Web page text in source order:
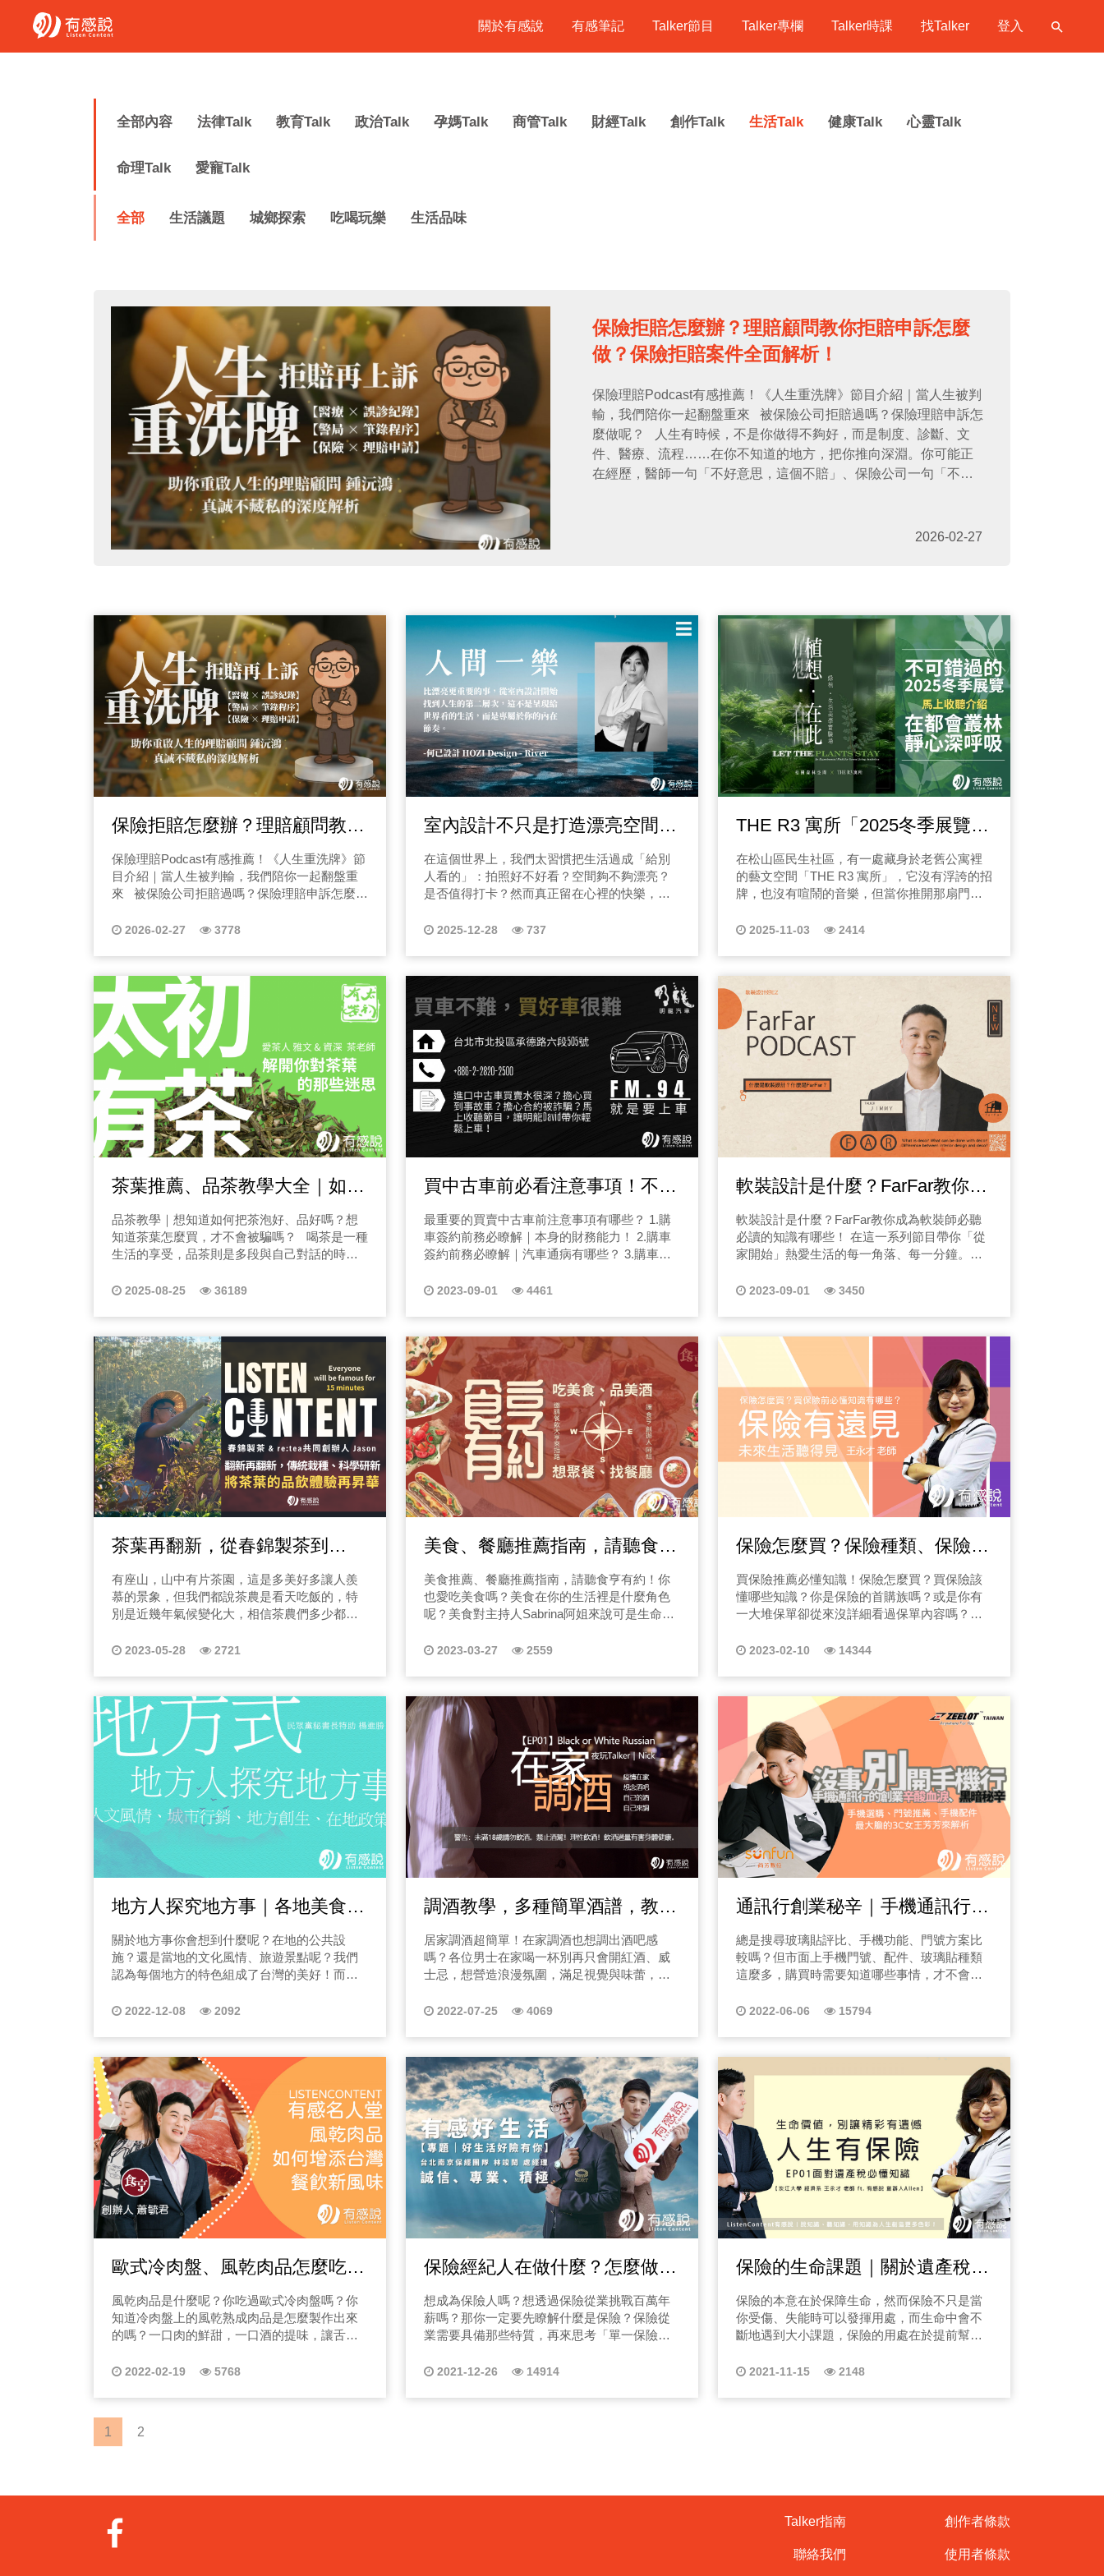
關於有感說 有感筆記 Talker節目 Talker專欄 Talker時課 找Talker 登入
全部內容 法律Talk 教育Talk 政治Talk 孕媽Talk 商管Talk 財經Talk 創作Talk 生活Talk 健康Talk 心靈Talk
命理Talk 愛寵Talk
全部 生活議題 城鄉探索 吃喝玩樂 生活品味
保險拒賠怎麼辦？理賠顧問教你拒賠申訴怎麼
做？保險拒賠案件全面解析！
保險理賠Podcast有感推薦！《人生重洗牌》節目介紹｜當人生被判
輸，我們陪你一起翻盤重來 被保險公司拒賠過嗎？保險理賠申訴怎
麼做呢？ 人生有時候，不是你做得不夠好，而是制度、診斷、文
件、醫療、流程……在你不知道的地方，把你推向深淵。你可能正
在經歷，醫師一句「不好意思，這個不賠」、保險公司一句「不符
對。 一、節目核心精神：拒賠不是結局，是你人生重新翻盤的起點
很多人以為理賠是一場「有保障」的遊戲，但事實不是，保險是
「文字遊戲」。理賠專家 沅鴻 在節目中會帶你看見，保險不是賭運
氣，而是專業與證據的比賽。診斷不是醫師亂寫，而是不夠細、不
夠懂保險結構。拒賠不是緣分不好，而是從頭到尾，你沒有拿到正
確的工具。節目的重要使命是讓每一個在黑暗裡的人知道：你還有
機會重來一次。 二、節目會談什麼？從醫療到制度、從黑暗到翻盤
《人生重洗牌》不是硬邦邦的法律節目，也不是冷冰冰的保險課。
這裡談的是 真實、哭過的故事、活生生的翻盤案例、與你一定會遇
直接崩盤 為何被拒賠？是哪裡出了問題？ 哪些診斷最常寫錯？ 哪些
率最高但大家最不了解的黑洞 誤診不是醫療問題，是人生會被毀掉
的問題 誤診最常見的幾大原因 如何重新整理證據、補強資料、讓案
「怎麼寫」比「寫什麼」更重要 醫師不會故意害你，而是真的沒空
回人生主導權 但節目會陪你一起走完那些夜裡最難熬的路 5. 重洗
人生：為什麼天怡社會企業會成立？ 沅鴻自己走過的崩潰與破碎 那
些讓他「差點放棄人生」的瞬間 最後是怎麼走回來？怎麼決定用自
己的專業去救人？這不只是保險故事，而是「重新活一次」的故
事。 三、主持人：理賠顧問 鍾沅鴻—從黑暗走出來的人，最懂怎
麼抓住你的手 在節目裡，你會聽到沅鴻輕描淡寫地說自己的人生，
疫情最嚴重的時候，他一個人扛下家庭、工作、醫療壓力；他在診
間、病房、保險公司、法律文件中奔走；加上這些年的從業經驗，
讓他看見太多人因為一張診斷書被毀掉人生。但最重要的不是痛苦
生重洗牌》的力量。他不是來講大道理的人，他是那個坐在你身
就開始重洗。」 四、你適合聽這個節目嗎？ 如果你正經歷以下其
中一件，《人生重洗牌》就是為你做的：正被拒賠、不知道該怎麼
辦、醫生說的話，你聽不懂，但覺得事情怪怪的、家人突然生病、
會企業到底在做什麼、為什麼這家公司能救人！這不是給「懂保險
的人」的節目，而是給被生活打到喘不過氣、卻還想再拼一次的
人。 五、節目想給你的，不只是知識，而是力量 我們希望你在節
目裡得到三件事： 1. 清楚 你會知道事情到底哪裡出錯，下一步該怎
麼走。 2. 安心 你會知道不是你運氣差，是制度太複雜。 3. 勇氣 你
會知道人生就算被打碎，也能重洗牌，再拼一次。 節目不是讓你學
會保險理賠，更不是帶你多領保險金，而是讓你得到該拿的生活與
生命保障，你得到一句你最需要的話：「你沒有輸，你只是還沒有
重來。」 節目內容介紹 EP01不想保險被拒賠，除了監視器畫面
外，還有什麼要注意？ 你有沒有聽過一句話，會讓你當場崩潰？
「不好意思，這個不賠。」如果你正在收聽這一集，也許你正走在
生命最黑暗的時刻。今天要帶你看見幾個真實案例，讓你知道你不
是孤單的。 1.拒賠不是輸，是你還沒有人帶你重新看一次你的牌。
多數民眾不懂診斷書、病歷、程序，往往第一步就錯了。 2.醫療疏
失 VS 事實真相：關鍵證據永遠在病歷與監視器。 你以為是必然？
其實是你沒有調到該拿的東西。 3.誤診、錯誤判斷、醫療過程的關
況，都會改變診斷結論。 4.後遺症不是靠感覺，而是靠證據。 情緒
易怒、記憶減退、平衡感失調，都可能是意外後遺症。你以為晚
了？其實意外後遺症 10 年內都能翻盤。 EP02生死相依，每張紙
都在決定摯愛的命，關於天怡社會企業的誕生 這一集不講拒賠、不
講程序，我要講的是我人生裡最黑暗、但也最重要的一段路。 如果
沒有那段日子，就不會有「天怡社會企業」。 1. 一場誤以為的小感
冒，卻踏進死亡邊緣 疫情期間，太太從咳嗽到插管、氣切，一切快
得來不及反應。 2. 被確診後的孤立：全世界都把你當怪物 我被隔
離，被排斥，同業冷語嘲諷，深刻體會何謂「全世界都不要你」。
3. 生死簽署、生死相依：每一張紙都在決定摯愛的命 放棄急救？氣
切？每個決定都像拿著筆決定她的生命。 4. 三個月後，她醒來，但
誰也不知道能不能回來 醫生說可能腦死，但她卻記得自己「網購衣
為我曾失去，也曾找回。我知道那種「需要被救」的痛，所以決定
成立天怡，陪你走過最黑暗的那段路。 EP03誤診還有回頭路嗎？
走出人生黑洞！容易被拒賠必知關鍵 在車禍、重大疾病之後，你以
為最可怕的是醫療風險，其實更可怕的是被「誤診」寫進病歷，讓
完全不知道的黑洞，誤診不僅僅是醫療問題，而是「流程與紀錄」
（尤其神經、軟組織）根本來不及被完整記錄。 2.軟組織、神經傷
害最常被低估： X 光只看骨頭，真正的半月板、神經損傷往往是後
來才從核磁共振被發現。 3.鍾沅鴻親身案例： 被診斷「視神經萎
縮、會瞎掉」，後來多跑幾家醫院，證實是誤診，並主動要求醫師
把「沒有問題」清楚寫進病歷，為未來可能的意外理賠預留證據。
4.車禍後被說是「老人痴呆舊疾」、腦傷後遺症被忽略。 此外，還
有民眾來諮詢，80萬和解背後其實還藏著強制險與勞保百萬補償，
只因沒人幫你看懂診斷書與和解條款。 5.鍾沅鴻的三個任務： 重建
真相、重審證據、重啟命運—透過閱讀大量病歷、和醫師用專業語
沒有用，保險是給懂的人用的！ 在我協助的案件中，看過太多人因
的人生。保險公司一句「不符合」、醫師一句「應該會好」，就讓
許多人錯過最重要的理賠關鍵，今天我也會分享我與太太的過往慘
因為太多人敗在「沒有證據」、「不懂該怎麼整理診斷書」、「不
被認定「主因肇責」 翻到「無肇責」，以及協助頸椎斷裂青年拿回
2026-02-27
保險拒賠怎麼辦？理賠顧問教你
拒賠申訴怎麼做？保險拒賠案件
全面解析！
保險理賠Podcast有感推薦！《人生重洗牌》節
目介紹｜當人生被判輸，我們陪你一起翻盤重
來 被保險公司拒賠過嗎？保險理賠申訴怎麼做
度、診斷、文件、醫療、流程……在你不知道
句「不符合認定」，或是家人突然倒下、檢查
結果寫錯、手術後遺症被漏寫、醫療報告不完
整……那些你以為會被保護的時刻，卻成為人
生最黑暗的開始。 《Podcast人生重洗牌》
就是在這個時候要陪你，重新把牌洗一遍，重
新站起來。這是一個專為 被拒賠、被誤診、被
制度判輸 的人打造的節目。由 鍾沅鴻（天怡社
會企業創辦人） 親自分享他走過的黑暗、看過
的真實案例、也整理出最關鍵的理賠知識，讓
你在人生最混亂、最無助、最崩潰的時刻，不
必再獨自面對。 一、節目核心精神：拒賠不是
賠是一場「有保障」的遊戲，但事實不是，保
帶你看見，保險不是賭運氣，而是專業與證據
的比賽。診斷不是醫師亂寫，而是不夠細、不
夠懂保險結構。拒賠不是緣分不好，而是從頭
命是讓每一個在黑暗裡的人知道：你還有機會
的法律節目，也不是冷冰冰的保險課。這裡談
的是 真實、哭過的故事、活生生的翻盤案例、
與你一定會遇到的人生轉折。節目內容將包
含： 1. 拒賠現場：醫師一句話，人生直接崩
盤 為何被拒賠？是哪裡出了問題？ 哪些診斷最
常寫錯？ 哪些後遺症是醫師最容易「沒空寫」
但卻最關鍵的？ 2. 誤診：翻盤成功率最高但
大家最不了解的黑洞 誤診不是醫療問題，是人
生會被毀掉的問題 誤診最常見的幾大原因 如何
重新整理證據、補強資料、讓案件被重洗？ 3.
醫療文件解密：哪些字，一旦寫錯就會讓你被
故意害你，而是真的沒空寫得這麼細？ 4. 人
辦？ 沒有人教你如何處理突如其來的醫療風險
沒人教過你，如何拿回人生主導權 但節目會陪
你一起走完那些夜裡最難熬的路 5. 重洗人
過的崩潰與破碎 那些讓他「差點放棄人生」的
一次」的故事。 三、主持人：理賠顧問 鍾沅
鴻—從黑暗走出來的人，最懂怎麼抓住你的手
在節目裡，你會聽到沅鴻輕描淡寫地說自己的
人生，疫情最嚴重的時候，他一個人扛下家
庭、工作、醫療壓力；他在診間、病房、保險
公司、法律文件中奔走；加上這些年的從業經
驗，讓他看見太多人因為一張診斷書被毀掉人
生。但最重要的不是痛苦本身，而是他選擇把
自己的黑暗，變成照亮別人的燈。 這就是《人
生重洗牌》的力量。他不是來講大道理的人，
他是那個坐在你身邊、看著你說： 「我懂，我
也站過那裡。拒賠不是結局，我們現在就開始
重洗。」 四、你適合聽這個節目嗎？ 如果你
你做的：正被拒賠、不知道該怎麼辦、醫生說
的話，你聽不懂，但覺得事情怪怪的、家人突
然生病、住院、手術，你感覺自己快崩潰、想
打亂，你想找到重新站起來的方法、想知道天
給被生活打到喘不過氣、卻還想再拼一次的
人。 五、節目想給你的，不只是知識，而是力
量 我們希望你在節目裡得到三件事： 1. 清楚
你會知道事情到底哪裡出錯，下一步該怎麼
走。 2. 安心 你會知道不是你運氣差，是制度太
複雜。 3. 勇氣 你會知道人生就算被打碎，也能
重洗牌，再拼一次。 節目不是讓你學會保險理
賠，更不是帶你多領保險金，而是讓你得到該
拿的生活與生命保障，你得到一句你最需要的
話：「你沒有輸，你只是還沒有重來。」 節目
內容介紹 EP01不想保險被拒賠，除了監視器
畫面外，還有什麼要注意？ 你有沒有聽過一句
話，會讓你當場崩潰？「不好意思，這個不
生命最黑暗的時刻。今天要帶你看見幾個真實
案例，讓你知道你不是孤單的。 1.拒賠不是
輸，是你還沒有人帶你重新看一次你的牌。 多
就錯了。 2.醫療疏失 VS 事實真相：關鍵證據
醫療過程的關鍵 10 分鐘，可能決定一生。 病
房監視器、急診紀錄、插管前後狀況，都會改
能是意外後遺症。你以為晚了？其實意外後遺
症 10 年內都能翻盤。 EP02生死相依，每張
紙都在決定摯愛的命，關於天怡社會企業的誕
生 這一集不講拒賠、不講程序，我要講的是我
2026-02-27 3778
室內設計不只是打造漂亮空間，
設計該幫你的是愛上生活！
在這個世界上，我們太習慣把生活過成「給別
人看的」：拍照好不好看？空間夠不夠漂亮？
是否值得打卡？然而真正留在心裡的快樂，往
River」在《Podcast人間一樂》會逐步帶你看
學，我們一起探索： 哪些快樂，不必被看見卻
真實存在？ 哪些體驗，無須按讚卻能深深療
癒？ 哪些美，是專屬於自己、在心裡發光的？
節目從人與空間的關係講起，聊到生活的第二
層，不是表面、不是裝飾、不是打卡用的美，
而是那些只有你自己知道的感受，找到混亂背
後的秩序、平凡裡的小確幸、以及讓一個空間
變得「像家」的靈魂。我們也會延伸到商業空
間與場域設計，談一間店、一道光、一把椅子
如何創造情感記憶。這裡不是教你變美，而是
陪你活得更有質地，歡迎走進第二層生活，把
層生活」？第二層生活，不是更好的生活，而
的。第二層生活，是你回到家、關上門之後，
才開始的那一層。而第一層在意的是，好不好
看、值不值得被認可、能不能被看見。第二層
真正想要的。第二層生活，是那些不為展示而
二層生活的快樂，往往有一個共通點，它不需
要刻意被記錄。你也想進入你的第二層生活
嗎？從收聽人間一樂Podcast開始！ 感受不一
樣的生活美學 人間一樂 系列節目
2025-12-28 737
THE R3 寓所「2025冬季展覽｜
植想.在此」走進生活美學實驗
場
在松山區民生社區，有一處藏身於老舊公寓裡
的藝文空間「THE R3 寓所」，它沒有浮誇的招
牌，也沒有喧鬧的音樂，但當你推開那扇門，
刻彷彿慢了下來。 「THE R3 寓所」的靈
（Relations），象徵著一種生活的循環。 覺
醒，是重新看見生活裡被忽略的美感；再蛻
變，是給創意更多流動的可能；而關係，則是
讓藝術重新走進人與人之間的對話。創辦人
Claire 說：「我們希望人們能在這裡找回對美的
感知力，像森林一樣呼吸。」這座「非典型藝
文平台」的目的，不只是展示藝術，更是邀請
人回到生活的本質，去體驗時間、光線與自然
寓所」合作的是「梧樹森林空間」的生態景觀
設計師 Justin。他擅長讓自然在空間裡自由生
意延伸到室內，讓人即使在城市裡，也能感受
看到被保留下來的水泥地面、簡潔的線條與光
影的層次。他們沒有掩蓋老屋的痕跡，而是用
自然材質與植栽重新詮釋時間的味道。透過開
會呼吸的畫。 Justin笑說：「我們是用森林的
魂：光、風與觸感 「THE R3 寓所」Claire 提
到，R3的空間設計並非追求華麗，而是「讓人
五感都能被喚醒」。你能聽見植物搖曳的聲
音、聞到綠意的氣息、甚至能輕觸葉片的溫
度。他們設計了可移動的書架、可旋轉的鐵
架，讓空間不只是被觀看，而是能「被參
與」。 「所有的感受都不是偶然的」Claire說
「每一束光、每一個角度，都是為了讓人產生
情感上的連結。」期待讓藝術不再高高在上，
而是變成生活的一部分，一種「在日常裡遇見
詩意」的方式。 展覽與體驗：生活的多重感
空間攜手推出「植想.在此」展覽。為期三個月
體驗、瑜伽課與咖啡香氣，打造一場屬於生活
的五感實驗。開幕當天，大提琴家的琴聲在空
間中流動，與植物的呼吸、陽光的移動交織出
師帶來的創作課程、手沖咖啡療癒體驗，以及
觀，而是能真的『體驗』生活的美。」不是要
打造另一個高冷的藝文空間，而是讓藝術與生
活重新交會。它像是一座城市中的綠洲，提醒
人們：療癒，不在遠方，而在當下。 Claire
說：「每個人都能帶一點R3的精神回家，或許
是一株植物、一道光影、一段手作的記憶。」
這份感動，就會成為生活裡的溫度。 而關於
「空間中的自然設計」，如何把自然的美感，
帶回生活裡。這是許多人的問題與期待！Justin
分享，無論是瑜伽、咖啡還是手作課程，每一
場活動都在練習「慢下來」的能力。當我們靜
下心感受環境時，身心自然會產生平衡。這種
感受，不只是體驗，更是一種生活的訓練。在
式」：陽光、空氣、水。透過觀察光線、通風
與澆水節奏，我們能學會與植物對話。Claire 則
提醒，美感不是天分，而是一種「覺察的習
序與生命。想知道更多資訊嗎？歡迎點選下方
共鳴。2025 年秋冬，一同以自然為筆觸、人文
為墨彩，勾勒出能觸摸、能呼吸的雅緻境地。
當你走進這片城市的翠綠，我們衷心期待，一
同發現療癒並不遙遠，它就藏在每一次呼吸與
凝視之間。 展覽名稱：植想.在此 2024年11月1
日-2025年1月9日 「THE R3 寓所」臺北市松山
區新中街25號2樓 報名連結：
https://www.accupass.com/event/2510270103259480530290
「THE R3 寓所」臉書：
https://www.facebook.com/TheR3sidence
「THE R3 寓所」IG：
https://www.instagram.com/ther3sidence/
「THE R3 寓所」官網：https://ther3.com.tw
https://lin.ee/jWbiFxG (圖：梧樹森林 景觀設計
師 Justin 講座) (圖：植想.在此 開幕活動 音樂
家 孫韻淳)
2025-11-03 2414
茶葉推薦、品茶教學大全｜如何
品茶？茶葉怎麼買？深度茶葉知
識就聽太初有茶
品茶教學｜想知道如何把茶泡好、品好嗎？想
知道茶葉怎麼買，才不會被騙嗎？ 喝茶是一種
生活的享受，品茶則是多段與自己對話的時
醒腦，還是修身養性，甚至親友聚會皆不可
教學這麼多！該怎麼選呢？就讓太初有茶的 愛
茶人 雅文 與 資深茶藝大師 龔于堯 老師，帶你
進入茶葉的世界，聽我們的節目，讓你懂茶、
懂人生，那學品茶、想知道茶葉怎麼買，除了
仔細聽節目外，還有以下三點你要知道！ 一、
品茶教學須知1｜看老師有多喜歡茶、多瞭解茶
葉？ 點選上方播放第一集節目，那在節目中我
們會來介紹 愛茶人-雅文 與 龔老師，並且兩位
老師會來跟你聊一聊台灣大致盛行的茶葉有幾
類，並且你知道烏龍茶它的製程是怎麼做的
嗎？那台灣的茶葉文化是從什麼時候開始盛行
品茶的第一課唷！所以請一定要完整收聽我們
名望高不高？ 為什麼要瞭解業界聲量呢？因為
聲量代表著信譽！茶葉的好壞差異很大，不一
定貴的茶葉就一定好喝，買到不好喝的茶葉就
買到茶葉就一定能泡出一杯好茶湯，你需要去
初有茶一名源自於龔于堯老師的茶書，此書對
於台灣茶藝的推廣上不遺餘力，從茶葉的種
類、生產、香味、泡茶器具、藝術都有系統性
的整理歸納，期待將深厚的台灣茶葉底蘊流傳
下去，因此，愛茶人 雅文 與 龔老師 更於 2020
年開始以1516工作室推廣茶藝文化，2021年以
「太初有茶」之名正式成立茶文化品牌。 我
是雅文，一名腳尖跨入茶界的小白，業餘喝茶
快十載，越喝越不懂，身體越喝越不適宜。由
倪文卿老師引入們，接續認識專業的龔于堯老
師，感謝這些資深老師，帶我認識茶，喝茶，
茶的世界收獲了非常多的幸福感。 三、品茶教
人雅文認為若能懂喝茶，更能懂你人生的品
味，甚至懂得如何選擇適合自己身體的茶。我
自己非常感謝我的茶葉引路人龔老師。我們認
意把這些心得，一路的跌跌撞撞，透過節目分
四、品茶教學須知4｜持續收聽節目(預計52集
持續更新中) 2.品茶教學第二集｜台灣茶葉歷
史 這不得不從工業革命開始講起，在前一集節
目我們有提到下午茶的由來，那今天 愛茶人 雅
文 與龔老師 就來和大家分享，什麼是台灣茶
藝？愛茶的朋友們，請點選上方圖片收聽唷！
(備註第一集點選本頁最上方播放鍵) 3.品茶教
學第三集｜雨勢會不會影響到茶葉的生長呢？
這一集我們來聊一聊茶葉在雨天的生長情形，
會不會影響到口感，那茶農茶商是如何讓茶葉
消水呢？茶湯泡出來的碧綠色、蜜綠色、蜜黃
色口感有差？想知道差在哪嗎？請一定要收聽
本集節目唷！ 4.品茶教學第四集｜普洱茶誤區
像是價格落差大，300元到1500萬元都有，那普
洱茶為什麼會這麼貴呢？是不是放越久越值
錢！請一定要點選上方圖片收聽節目唷！ 5.品
的味道，就是懂喝普洱茶怎麼喝！ 向不少專精
呢？請一定要點選上方圖片收聽節目唷！ 6.品
茶教學第六集｜原來在特定年份的普洱茶，有
的普洱茶最值得收藏呢？請一定要點選上方圖
喝茶，懂將茶喝入口，卻總是無法將茶喝進
心！ 我們都說品茶先品茶葉，後品心境，那喝
2025-08-25 36189
買中古車前必看注意事項！不可
不知的進口二手車買賣契約陷阱
最重要的買賣中古車前注意事項有哪些？ 1.購
車簽約前務必瞭解｜本身的財務能力！ 2.購車
簽約前務必瞭解｜汽車通病有哪些？ 3.購車簽
約前務必瞭解｜網路常見詐騙有哪些？ 您現在
進口車，但不少人在買完進口車後，常發現問
題非常多後悔莫及！那究竟是進口車的二手市
場水很深，還是本來就不好養呢？馬上跟著我
上車吧！ 大家好，我是明龍汽車的David，明
龍汽車在士林區承德路已經超過四十年，四十
年的時間可以說幫祖孫三代都換過車，那我個
人也有十多年的進口中古車服務經驗，今天我
們就來聊聊是真的進口車不好養，還是水太
深？先從價格問題來解析，首先中古車不管怎
麼樣妥善率與保固就是沒有新車來的漂亮，但
價格落差的確就是有很大差距，我自己認為敢
知，那我們節目就不講貸款壓力太大過不去的
車款！ 一、當心套路！二手進口車價格問題比
較 相信不只是老闆們，不少年輕人們都有台雙
B夢，但網路上的雙B購車慘痛案例時在太多
約詐騙都有可能發生，而這些問題在當下購車
什麼事項呢？一開始我以最常見的2015年的賓
士C300車款來做案例，明明該賣100-200萬區
間，為什麼網路上只賣70萬？這很可能就是常
聽到的現場沒有車，再洗你去看別台車！另
外，還有什麼可能性呢？ 1.事故車判斷，通常
會檢查哪些地方？請完整收聽節目唷！ 2.車子
不在現場，引誘你看其他車輛？請完整收聽節
目唷！ 3.需要大修車、調表車怎麼去看？請完
整收聽節目唷！ 二、購車必看！二手車賞車注
意事項 其實從剛剛的案例來看，車商是否透明
真的很重要，那有些問題不是用眼睛看就能看
家分享，現場賞車時要注意什麼事情呢？ 1.不
時不要開音樂，聽聽引擎有無異音 3.有沒有
GOO檢驗&維修報告 4.有沒有標明車況不符多
久內原價購回 三、小心陷阱！二手車合約詐騙
我們曾經處理過的案例來說，有位我們曾經協
萬，其實車商不只在車況上要透明，在協助消
費者簽約也是要誠信！ 切記！購買二手中古車
前仔細閱讀二手車買賣契約內容至關重要，千
萬別被價格話術。 四、購買二手進口車推薦原
因？ 新車落地後打八折，另外，推薦選購二手
車的原因除了經濟考量之外，車型的選擇上也
較多，並且許多新車上市後仍有硬體需排解問
題，二手車在選購上可以查詢的資料較多，特
別對於新手更具保障。 那很多人會考量到二手
中古車維修費，那選擇車商上則是要選擇經營
夠久，且業界誠信較高的二手車商，對我們來
說做生意不在於單次的暴利，而是客戶的長久
維繫，像我們不少客戶都會在購車後，開個幾
車況佳，一般車齡15年以上才會有大筆維修
費，買二手車還有5-6年的使用期限。以上就是
在購買進口二手車前你需要有的基礎觀念，你
持續收聽我們的節目，或直接到台北市北投區
2023-09-01 4461
軟裝設計是什麼？FarFar教你成
為軟裝師必聽必讀的知識有哪
些！
軟裝設計是什麼？FarFar教你成為軟裝師必聽
必讀的知識有哪些！ ​​在這一系列節目帶你「從
家開始」熱愛生活的每一角落、每一分鐘。在
到眷戀的感覺，不管你是老屋族、租屋族、想
的你！ 一、成為軟裝師必聽必讀1｜軟裝設計
是什麼？ 近年來，台灣的軟裝產業蓬勃發
展，越來越多的消費者開始關注室內裝修和設
計，並且願意為其投資。但你對於軟裝設計這
個產業和軟裝師的職業瞭解多少？本集邀請到
DO UP Décor Planner的創辦人兼軟裝設計師-
培培，以及《FARFAR CAMPUS》創辦人
JIMMY，一起來聊聊，關於軟裝的相關知識！
(一)軟裝必學｜顏色搭配 色彩學絕對是軟裝設
計的重要一環。顏色可以給人帶來不同的情感
體驗，因此，在選擇顏色時需要考慮整個房間
因素。通常情況下，房間的牆壁顏色應選擇比
豔或明亮的顏色，以增添生氣和活力。 (二)軟
裝必學｜紋理觀感 也是軟裝設計的重要一環。
不同的紋理可以給人帶來不同的感受，例如棉
和亞麻的材質則會讓人感到更為高雅。在選擇
(三)軟裝必學｜物體形狀 這也是軟裝設計的重
要一環。不同的形狀可以給房間帶來不同的視
覺效果，例如圓形的家具可以使房間顯得更加
柔和和溫馨，而方形的家具則可以讓房間顯得
更加穩重和大氣。在選擇形狀時，需要考慮整
個房間的風格和主題，以及家具的功能和空間
大小等因素。 (四)軟裝必學｜光影設計 最後，
光線也是軟裝設計的重要一環。不同的光線可
以給房間帶來不同的氛圍和效果，例如自然光
可以讓房間顯得更加明亮和通透，而柔和的燈
光則可以讓房間顯得加溫馨和浪漫。在進行軟
不同燈具的風格和效果。此外，窗戶的位置和
間。 總之，軟裝設計是室內設計的重要組成部
分，可以透過顏色搭配、紋理、形狀和光線等
方面來創造出一個舒適美觀的居家環境。在進
題，以及房間的功能和空間大小等因素，以達
裝師該具備哪些條件？ 如果你想要成為一名
軟裝師，需要具備哪些重要的條件呢？一樣請
到了DO UP Décor Planner的培培老師來培我們
聊聊台灣軟裝產業的現況、軟裝產業的發展和
多元性，如果想要成為一位除了日常生活中培
養美感外，有美好經驗的累積，多逛展覽、看
電影、欣賞美的事物，認真地體驗生活中的每
一刻其實都是對美感的經驗的累積。如果想成
為一名軟裝師，需要具備3個重要的條件： 1.軟
裝師必須時刻保持興趣！ 2.軟裝師必須不斷強
為軟裝師必聽必讀3｜軟裝初學者的基礎課程？
哪些課程呢？一樣請到了DO UP Décor Planner
的培培老師來培我們聊聊在學習軟裝設計時必
需要懂的知識內容，了解需求、空間風格挑
分享。如果是初學者想學軟裝設計，需要學習
更有質感，創造出舒適且富有個人風格的居住
環境，必要學五個軟裝設的小技巧！一樣請到
了DO UP Décor Planner的培培老師來培我們聊
聊在如何運用軟裝設計小技巧的知識內容，壁
紙或壁布、飾品、藝術品等等，來做佈置的經
2023-09-01 3450
茶葉再翻新，從春錦製茶到
re:tea，將茶葉的品飲體驗再昇
華
有座山，山中有片茶園，這是多美好多讓人羨
慕的景象，但我們都說茶農是看天吃飯的，特
別是近幾年氣候變化大，相信茶農們多少都有
的茶葉文化底蘊，這文化底蘊不僅僅是品茶的
Jason於春錦茶園工作照」 茶葉其實算是傳統
產業，也因為是傳產，茶葉的種植、烘焙等等
也會隨著時間與人力流失而逐步失傳、失真，
那該怎麼辦？台灣的茶葉還有什麼出路呢？我
們邀請到的是南投魚池鄉的第三代茶農，春錦
製茶的Jason老師，同為茶葉新創品牌 re:tea 的
共同創辦人，re:tea目前在市場上最受矚目的就
是香蕉紅茶，除獨特的香蕉造型外觀外，更重
要的是茶香的多層次口感，這絕對是傳統結合
創新的典型範例之一，那究竟從傳統茶園到新
創品牌這條路到底好走嗎？請一定要完整收聽
品包裝」 傳統茶農茶行經營方式？ Jason是
葉是阿薩姆、N0.18紅玉、NO.21紅韻、N0.25
紫芽，還有白茶。茶葉的經營從日治時期到今
天，魚池鄉香茶巷一直是有名的製茶園區 。很
奶奶一直以來都是茶農，每天辛勤的採摘製
參賽、拜訪全台每一家茶行，請他們去試喝，
主打自己家的品牌，有的包裝也就是當地“日月
潭”大大的三個字，而一般的茶行也大多有自己
配合的茶農，發展上確實較停頓。 直到爺爺奶
奶、父輩都離開了，真正交到我們自己手上！
我們才發現原來要走的路還很遠，我們將茶園
品牌以春錦為名，嘗試用科學的方法去重新呈
現整個製茶的過程，從數據化統計、新的研發
烘培方式、香氣跟茶種的紀錄來突破，就像是
白茶最近三年我們才自己嘗試去製作這樣的新
茶。 「圖片來源：春錦製茶，點此進入官網」
統模式，主打原葉跟長久以來祖父輩傳承下來
以輕鬆無負擔的方式推廣出去，然而在打品牌
的同時也發現越來越多的傳統製茶也開始了傳
承與交接，在年輕世代的接棒下，台灣的傳統
走的就是文青風格、藝文風格，那我們就開始
re:tea 這個品牌誕生！ 「圖片來源：re:tea提
不一樣的物料下去配茶，我們很喜歡這樣的實
一個信仰。例如，茶可以跟調酒一樣，是豐富
具有多層次香氣跟口感的 、香蕉跟紅茶會搭
2023-05-28 2721
美食、餐廳推薦指南，請聽食亨
有約！
美食推薦、餐廳推薦指南，請聽食亨有約！你
也愛吃美食嗎？美食在你的生活裡是什麼角色
呢？美食對主持人Sabrina阿姐來說可是生命，
隨時隨地能品嘗到美食，我才會創立「食亨-風
備的餐桌美食，而風乾熟肉在國外也行之有
年，但對於台灣來說比較難取得，且不一定符
合台灣人口味，因此，我特別去找台灣在地的
食材，像是彰化田尾的花田喜彘豬肉，它們家
的豬肉較沒有豬腥味的，這樣的豬肉最適合拿
來做風乾熟成肉品，而食亨品牌經過多年的研
發改良，我們研發團隊與工廠更明白該如何去
精準掌控「溫度、濕度、菌相」的控制，讓食
亨的風乾肉品不僅能符合台灣人的口味，更注
重安全性！ 而我們家食亨的風乾熟肉也非常適
合搭配紅白酒，甚至威士忌，畢竟得滿足阿姐
越多，風乾熟成肉盤也非常適合進入各家餐酒
林餐廳，甚至多間餐酒館、誠品等，甚至在敦
化南路的「BN Inn 酒坊」都能看到我們家的食
亨唷！ 這一系列節目當然不只是介紹「食亨-
名餐飲業者來節目中聊一聊他們的美味經歷，
之道，也因這幾年不少餐飲業者真的苦哈哈，
所以也想透過這系列節目來多幫忙分享「台灣
優質食品或餐飲品牌」而且這些品牌都曾經征
服過阿姐的味蕾唷！ 現在就讓我透過Podcast
來為大家介紹「食亨的美味指南」若你也喜歡
吃肉，歡迎你上網搜尋或點選下方連結到食亨
官網購買，或來敦化南路上的「BN Inn 酒坊」
一起喝一杯！ 點選連結至食亨官網：
https://www.jjs-studio3.com/ 聚餐派對推薦｜
Hooters美式餐廳介紹 在食亨有約的第一集節
目中我們邀請到最嗨的Hooters美式餐廳老闆
來Hooters有什麼餐點必吃呢？現在有點選上方
2023-03-27 2559
保險怎麼買？保險種類、保險名
詞解釋一次懂！
買保險推薦必懂知識！保險怎麼買？買保險該
懂哪些知識？你是保險的首購族嗎？或是你有
一大堆保單卻從來沒詳細看過保單內容嗎？每
ft. 遠見保險經紀人股份有限公司 曹敬業 執行
的保險知識庫，帶給你的買保險前後的必懂須
知，這一系列的節目，會幫你明白你已經付過
的保險費是否值得，未來可以如何去規劃保
單，讓我們對保險有遠見，未來生活提前聽得
見！ EP01醫療保險怎麼買？(點選上方播放
鍵收聽) 在節目的第一集我們邀請到了擁有30
多年保險從業經驗的重量級的來賓「遠見保經
曹執行長」來跟聽眾朋友們分享，在新冠疫情
的影響下，我們的保險可以怎麼買？什麼是實
支實付，隨著健保興起到現在有什麼影響，那
又什麼是終身醫療保險呢？想知道詳細內容
｜ 一、最常聽到的實支實付保險是什麼？
型的醫療保險是什麼？ 四、終身型的醫療保險
是什麼？ 五、新型醫療技術對實支實付會有什
麼影響？該怎麼判斷給付金額？ 六、實支實付
例探討！ EP02癌症險怎麼保？需要注意那些
罹癌時除了身心上的煎熬外，也讓人非常痛苦
的事情就是龐大的醫療費用！ 因此癌症相關保
險也近乎是人人皆會保，那真的明白你保的癌
症險在不幸發生時，能怎麼幫上你的忙嗎？今
天我們一樣邀請到擁有30年保險從業經驗的
「遠見保經 曹執行長」來聊聊，癌症險的注意
須知有哪些？ ｜關鍵內容｜ 一、癌症種類這
麼多，該如何選擇癌症險？ 二、化療藥物、標
靶藥物、細胞療法，三者給付差異在哪裡？該
如何檢視現有保險種類是哪一種？ 三、舊形態
實支實付與新形態必知差異！癌症給付不夠用
癌症顯該怎麼買？一次給付性癌症險是什麼？
終身差異在哪裡？選擇終身若沒有得癌症會退
款嗎？ 六、家族病史是否會影響核保呢？
EP03重大疾病險與重大傷病險差在哪？需要注
都有保重大疾病險，另外也有不少聽眾朋友們
險，一定要知道健保認定的重大傷病卡。 三、
險外，還有什麼選擇呢？ 五、ABC公司三種案
例分析探討。 EP04罐頭保單怎麼買？你該知
道的罐頭保單注意事情有哪些？(前往收聽) 相
2023-02-10 14344
地方人探究地方事｜各地美食景
點、文化風土介紹
關於地方事你會想到什麼呢？在地的公共設
施？還是當地的文化風情、旅遊景點呢？我們
認為每個地方的特色組成了台灣的美好！而本
享台灣各地的風土民情，而進勝本身也是有地
列節目來跟聽眾朋友們分享，台灣各地的大小
事，如風土民情、旅遊景點、在地環境、政治
議題等。 那在節目的第一集，進勝會和大家聊
一聊「2022冬戀蘭陽溫泉季」近期已入冬季
了，天氣漸漸轉冷，這時候相信不少朋友們都
會想要來個溫暖的泡湯之旅，那一定不能錯過
台北的後花園宜蘭囉！2022年12月2日至12月
11日宜蘭舉辦「2022冬戀蘭陽溫泉季」，在宜
蘭礁溪湯圍溝溫泉公園周邊與溫泉路、健康路
口熱鬧登場。還有「踩街嘉年華」華麗繽紛裝
扮，邊走邊舞就像來到巴西街一樣，不同的
潮。 那主持人楊進勝認為，對於宜蘭在地所舉
的，首先是宣傳力道略顯不足，且宜蘭的溫泉
文化流傳已久，若單用煙火式快進快出的活動
類型來推廣，在城市行銷上力道會有所欠缺，
感受到對未來是有展望的，也能吸引不少年輕
及創業家的角度來聊一聊，關於宜蘭這次的
2022-12-08 2092
調酒教學，多種簡單酒譜，教你
在家輕鬆DIY成為調酒師
居家調酒超簡單！在家調酒也想調出酒吧感
嗎？各位男士在家喝一杯別再只會開紅酒、威
士忌，想營造浪漫氛圍，滿足視覺與味蕾，就
帶你認識Black Russian & White Russian怎麼
家調酒、在家調酒這一類的字詞，就登上了熱
門關鍵字，像是Nick分享的教父調酒(前往)，也
成為了熱門文章，因此這段時間Nick也分享了
不少在家調酒內容，就在思考如何用最簡單的
方式來教大家調酒！所以就開了這一系列的節
目，用簡單幾分鐘的時間，帶你成為一個居家
調酒師！ EP01｜Black Russian & White
Russian (點選本頁上方播放開始收聽本集節目)
酒Black Russian & White Russian」，這兩樣
其實差不多！但只要做一點變化，酒感、風味
沒有鮮奶油的成分在裡面而已，那Black
道伏特加的起源就是在我們的戰鬥名族俄羅斯
那邊，那這杯調酒叫Black Russian要怎麼調
呢？ Black Russian用直調法的方式：【伏特
的特色在於咖啡利口酒的香氣和甜蜜感，那伏
2022-07-25 4069
通訊行創業秘辛｜手機通訊行推
薦｜iPhone、三星手機評比
總是搜尋玻璃貼評比、手機功能、門號方案比
較嗎？但市面上手機門號、配件、玻璃貼種類
這麼多，購買時需要知道哪些事情，才不會虧
道的通訊行秘辛！ 本節目由Zeelot贊助播出，
女王｜芳芳】的節目「沒事別開手機行」我是
最大膽又超敢講的3C女王芳芳，同時也是尚芳
數位有限公司的負責人，在3C通訊產業走跳了
16年，想知道人手一機的通訊市場商機嗎？想
知道如何為寶貝手機挑選最有價值的產品或服
務嗎？有感說的聽眾朋友們，快跟著芳芳一起
來拆解手機行的秘辛吧！ 那為什麼芳芳想要
來錄podcast呢？原因是我的客人對於芳芳的信
任感較高，從親友到街訪鄰里，甚至商會夥
伴，大家都把我當手機知識家，大大小小問題
都會問芳芳，像是大到手機品牌比較、門號資
芳。 所以芳芳可以說是許多人的社群手機智慧
「不如芳芳也來錄podcast，讓大大小小的手機
問題，在家用聽的就能自己解決」但是芳芳覺
得光講手機知識有點無聊，不如來做個大膽嘗
朋友們想知道芳芳的創業經歷、手機行到底怎
中，我會來和大家聊聊我在手機通訊行遇過
哪些問題是你要創業開店一定會遇到的困難，
2022-06-06 15794
歐式冷肉盤、風乾肉品怎麼吃？
能讓餐桌儀式感再加分！
風乾肉品是什麼呢？你吃過歐式冷肉盤嗎？你
知道冷肉盤上的風乾熟成肉品是怎麼製作出來
的嗎？一口肉的鮮甜，一口酒的提味，讓舌尖
你的餐桌品質再加分！就讓我們來收聽本集的
越重視生活品質，特別是餐飲上，能吃飽不再
是飲食首要，而是如何吃得好，如何在飯前先
能到好事多這一類的進口食品賣場購買，很難
2022-02-19 5768
保險經紀人在做什麼？怎麼做才
能邁向高薪【台北南京保經團隊
林竣閎 處經理】
想成為保險人嗎？想透過保險從業挑戰百萬年
薪嗎？那你一定要先瞭解什麼是保險？保險從
業需要具備那些特質，再來思考「單一保險品
生活｜好險有你 【有感說Allen ft. 台北南京保經
2021-12-26 14914
保險的生命課題｜關於遺產稅你
必知的幾件事情
保險的本意在於保障生命，然而保險不只是當
你受傷、失能時可以發揮用處，而生命中會不
斷地遇到大小課題，保險的用處在於提前幫你
把，那究竟保險能怎麼幫上你的忙呢？這一系
產順利傳承呢？ 三、繳不起遺產稅怎麼辦？又
額1200萬是怎麼算的呢？還有什麼項目不計入
2021-11-15 2148
1 2
Talker指南
聯絡我們
創作者條款
使用者條款